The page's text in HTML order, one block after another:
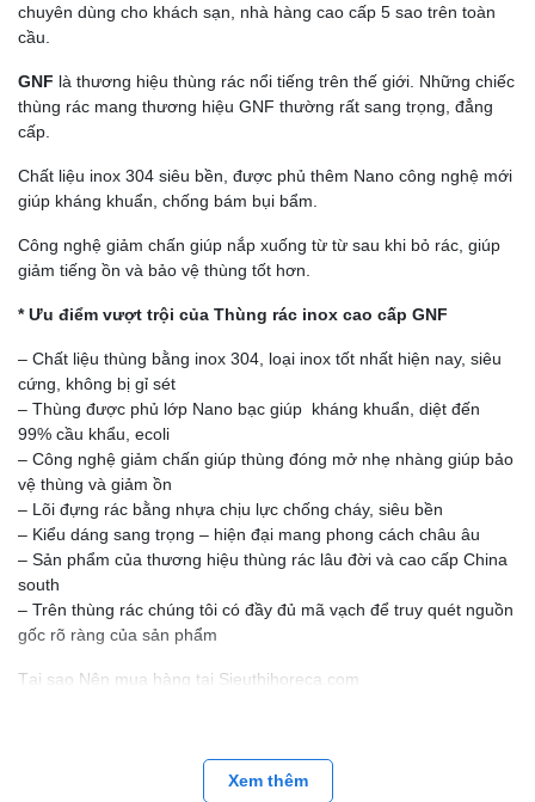
chuyên dùng cho khách sạn, nhà hàng cao cấp 5 sao trên toàn
cầu.
GNF là thương hiệu thùng rác nổi tiếng trên thế giới. Những chiếc
thùng rác mang thương hiệu GNF thường rất sang trọng, đẳng
cấp.
Chất liệu inox 304 siêu bền, được phủ thêm Nano công nghệ mới
giúp kháng khuẩn, chống bám bụi bẩm.
Công nghệ giảm chấn giúp nắp xuống từ từ sau khi bỏ rác, giúp
giảm tiếng ồn và bảo vệ thùng tốt hơn.
* Ưu điểm vượt trội của Thùng rác inox cao cấp GNF
– Chất liệu thùng bằng inox 304, loại inox tốt nhất hiện nay, siêu
cứng, không bị gỉ sét
– Thùng được phủ lớp Nano bạc giúp kháng khuẩn, diệt đến
99% cầu khẩu, ecoli
– Công nghệ giảm chấn giúp thùng đóng mở nhẹ nhàng giúp bảo
vệ thùng và giảm ồn
– Lõi đựng rác bằng nhựa chịu lực chống cháy, siêu bền
– Kiểu dáng sang trọng – hiện đại mang phong cách châu âu
– Sản phẩm của thương hiệu thùng rác lâu đời và cao cấp China
south
– Trên thùng rác chúng tôi có đầy đủ mã vạch để truy quét nguồn
gốc rõ ràng của sản phẩm
Tại sao Nên mua hàng tại Sieuthihoreca.com
thiết bị khách sạn , đồ dùng nhà hàng với thương hiệu đã được
khẵng định chúng tôi tự tin mang đến cho quý khách hàng những
Xem thêm